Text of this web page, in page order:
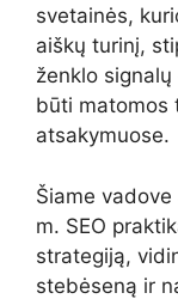
svetainės,
aiškų turinį,
ženklo
būti matomos
atsakymuose.
Šiame
m. SEO
strategiją,
stebėseną ir